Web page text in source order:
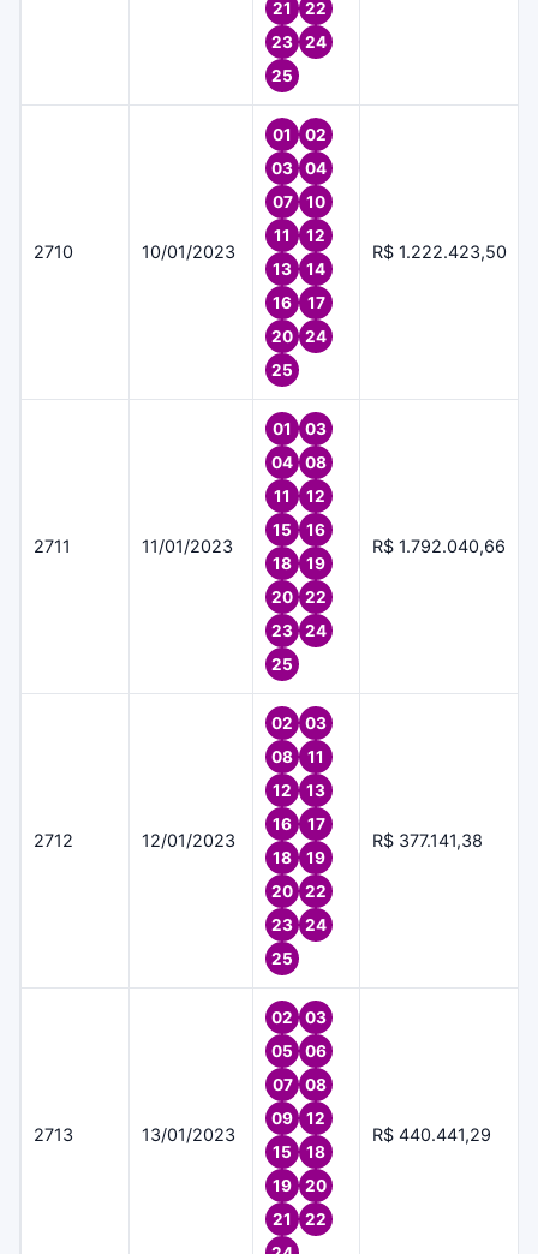
21
22
23
24
25
2710 10/01/2023
01
02
03
04
07
10
11
12
13
14
16
17
20
24
25
R$ 1.222.423,50
2711 11/01/2023
01
03
04
08
11
12
15
16
18
19
20
22
23
24
25
R$ 1.792.040,66
2712 12/01/2023
02
03
08
11
12
13
16
17
18
19
20
22
23
24
25
R$ 377.141,38
2713 13/01/2023
02
03
05
06
07
08
09
12
15
18
19
20
21
22
R$ 440.441,29